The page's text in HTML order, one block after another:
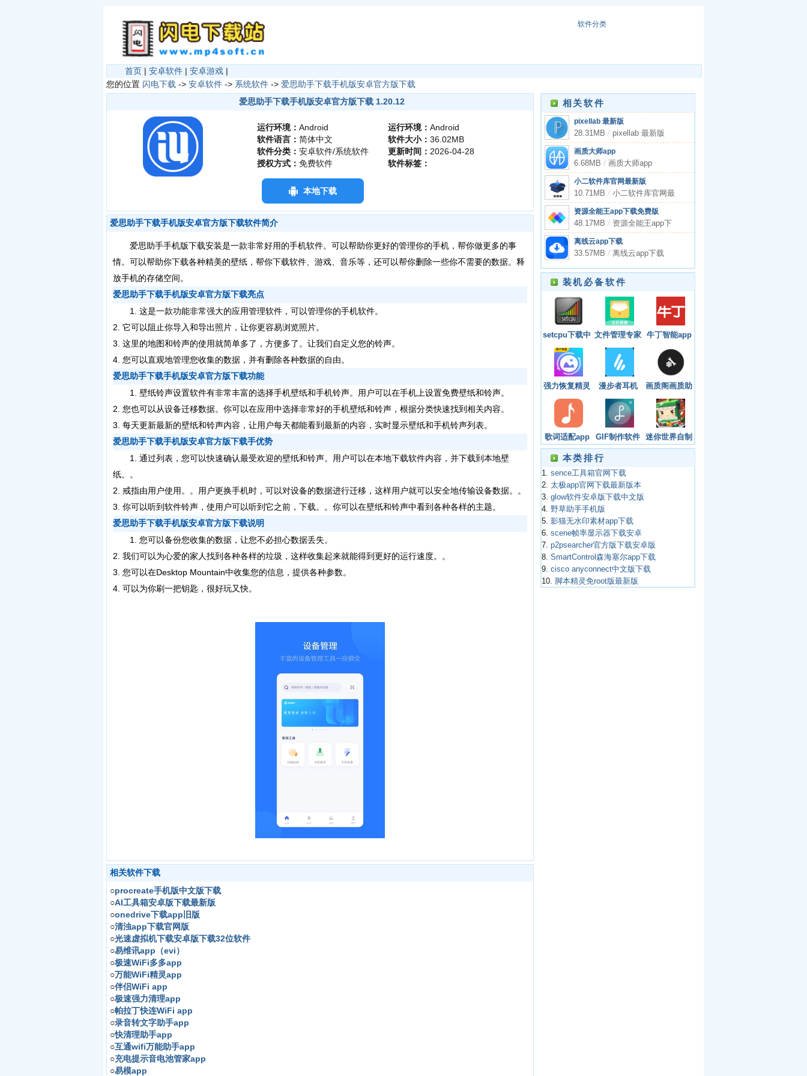
软件分类
首页 | 安卓软件 | 安卓游戏 |
您的位置 闪电下载 -> 安卓软件 -> 系统软件 -> 爱思助手下载手机版安卓官方版下载
爱思助手下载手机版安卓官方版下载 1.20.12
运行环境： Android
软件语言： 简体中文
软件分类： 安卓软件/系统软件
授权方式： 免费软件
本地下载
运行环境： Android
软件大小： 36.02MB
更新时间： 2026-04-28
软件标签：
爱思助手下载手机版安卓官方版下载软件简介
爱思助手手机版下载安装是一款非常好用的手机软件。可以帮助你更好的管理你的手机，帮你做更多的事
情。可以帮助你下载各种精美的壁纸，帮你下载软件、游戏、音乐等，还可以帮你删除一些你不需要的数据。释
放手机的存储空间。
爱思助手下载手机版安卓官方版下载亮点
1. 这是一款功能非常强大的应用管理软件，可以管理你的手机软件。
2. 它可以阻止你导入和导出照片，让你更容易浏览照片。
3. 这里的地图和铃声的使用就简单多了，方便多了。让我们自定义您的铃声。
4. 您可以直观地管理您收集的数据，并有删除各种数据的自由。
爱思助手下载手机版安卓官方版下载功能
1. 壁纸铃声设置软件有非常丰富的选择手机壁纸和手机铃声。用户可以在手机上设置免费壁纸和铃声。
2. 您也可以从设备迁移数据。你可以在应用中选择非常好的手机壁纸和铃声，根据分类快速找到相关内容。
3. 每天更新最新的壁纸和铃声内容，让用户每天都能看到最新的内容，实时显示壁纸和手机铃声列表。
爱思助手下载手机版安卓官方版下载手优势
1. 通过列表，您可以快速确认最受欢迎的壁纸和铃声。用户可以在本地下载软件内容，并下载到本地壁
纸。。
2. 戒指由用户使用。。用户更换手机时，可以对设备的数据进行迁移，这样用户就可以安全地传输设备数据。。
3. 你可以听到软件铃声，使用户可以听到它之前，下载。。你可以在壁纸和铃声中看到各种各样的主题。
爱思助手下载手机版安卓官方版下载说明
1. 您可以备份您收集的数据，让您不必担心数据丢失。
2. 我们可以为心爱的家人找到各种各样的垃圾，这样收集起来就能得到更好的运行速度。。
3. 您可以在Desktop Mountain中收集您的信息，提供各种参数。
4. 可以为你刷一把钥匙，很好玩又快。
相关软件下载
○procreate手机版中文版下载
○AI工具箱安卓版下载最新版
○onedrive下载app旧版
○清浊app下载官网版
○光速虚拟机下载安卓版下载32位软件
○易维讯app（evi）
○极速WiFi多多app
○万能WiFi精灵app
○伴侣WiFi app
○极速强力清理app
○帕拉丁快连WiFi app
○录音转文字助手app
○快清理助手app
○互通wifi万能助手app
○充电提示音电池管家app
○易模app
相关软件
pixellab 最新版
28.31MB /pixellab 最新版
画质大师app
6.68MB /画质大师app
小二软件库官网最新版
10.71MB /小二软件库官网最
新版
资源全能王app下载免费版
48.17MB /资源全能王app下
载免费版
离线云app下载
33.57MB /离线云app下载
装机必备软件
setcpu下载中
文版最新版
文件管理专家
app
牛丁智能app
强力恢复精灵
免费版
漫步者耳机
app官方下载
画质阁画质助
手 1.6版
歌词适配app
最新版下载
2023
GIF制作软件
app免费无水
迷你世界自制
激活码生成器
本类排行
1. sence工具箱官网下载
2. 太极app官网下载最新版本
3. glow软件安卓版下载中文版
4.
野草助手手机版
5. 影猫无水印素材app下载
6. scene帧率显示器下载安卓
7. p2psearcher官方版下载安卓版
8. SmartControl森海塞尔app下载
9. cisco anyconnect中文版下载
10.
脚本精灵免root版最新版